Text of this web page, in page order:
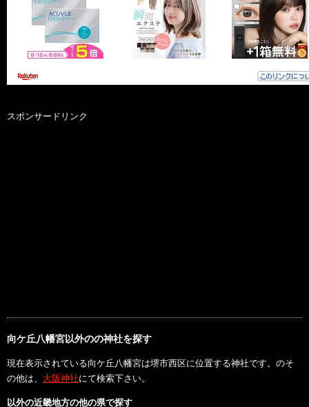
スポンサードリンク
向ケ丘八幡宮以外のの神社を探す
現在表示されている向ケ丘八幡宮は堺市西区に位置する神社です。のそ
の他は、 大阪神社にて検索下さい。
以外の近畿地方の他の県で探す